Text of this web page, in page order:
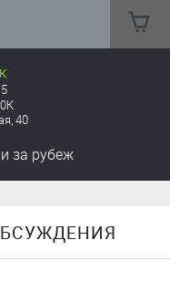
40
и за рубеж